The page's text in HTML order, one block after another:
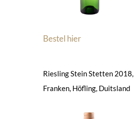
Bestel hier
Riesling Stein Stetten 2018,
Franken, Höfling, Duitsland